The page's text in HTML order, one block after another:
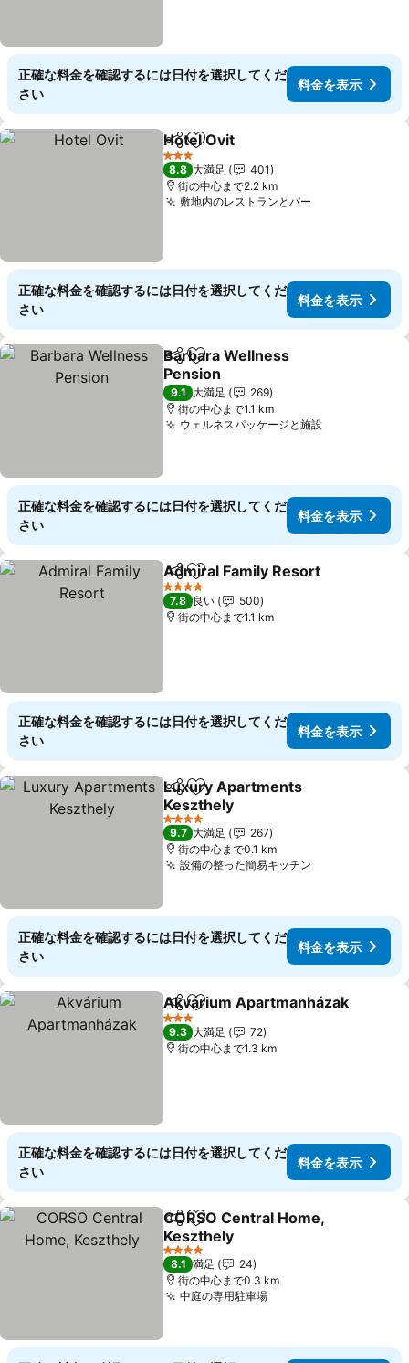
正確な料金を確認するには日付を選択してくだ
さい
料金を表示
シェアお気に入りに追加
Hotel Ovit
3 ホテルのランク
8.8 大満足
401
街の中心まで2.2 km
敷地内のレストランとバー
正確な料金を確認するには日付を選択してくだ
さい
料金を表示
シェアお気に入りに追加
Barbara Wellness
Pension
料金を表示
9.1 大満足
269
街の中心まで1.1 km
ウェルネスパッケージと施設料金を表示
正確な料金を確認するには日付を選択してくだ
さい
料金を表示
シェアお気に入りに追加
Admiral Family Resort
4 ホテルのランク
7.8 良い
500
街の中心まで1.1 km
正確な料金を確認するには日付を選択してくだ
さい
料金を表示
シェアお気に入りに追加
Luxury Apartments
Keszthely
料金を表示
4 ホテルのランク
9.7 大満足
267
街の中心まで0.1 km
設備の整った簡易キッチン
正確な料金を確認するには日付を選択してくだ
さい
料金を表示
シェアお気に入りに追加
Akvárium Apartmanházak
3 ホテルのランク
9.3 大満足
72
街の中心まで1.3 km
正確な料金を確認するには日付を選択してくだ
さい
料金を表示
シェアお気に入りに追加
CORSO Central Home,
Keszthely
料金を表示
4 ホテルのランク
8.1 満足
24
街の中心まで0.3 km
中庭の専用駐車場料金を表示